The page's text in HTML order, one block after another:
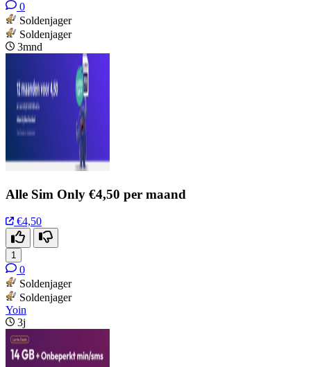
0
Soldenjager
Soldenjager
3mnd
Alle Sim Only €4,50 per maand
€4,50
1
0
Soldenjager
Soldenjager
Yoin
3j